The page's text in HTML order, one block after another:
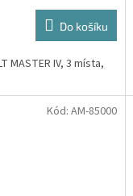
Do košíku
MASTER IV, 3 místa,
Kód: AM-85000